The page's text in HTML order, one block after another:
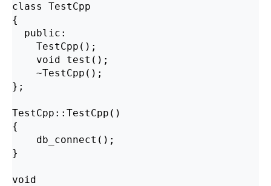
class TestCpp
{
  public:
    TestCpp();
    void test();
    ~TestCpp();
};
TestCpp::TestCpp()
{
    db_connect();
}
void